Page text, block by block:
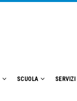
SCUOLA SERVIZI